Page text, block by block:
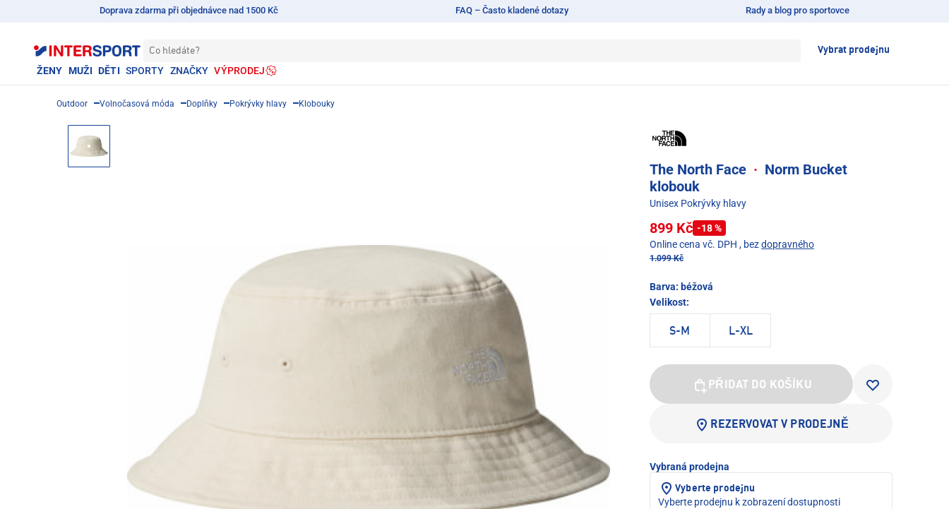
Doprava zdarma při objednávce nad 1500 Kč FAQ – Často kladené dotazy Rady a blog pro sportovce
Co hledáte? Vybrat prodejnu
ŽENY MUŽI DĚTI SPORTY ZNAČKY VÝPRODEJ
Outdoor Volnočasová móda Doplňky Pokrývky hlavy Klobouky
The North Face · Norm Bucket
klobouk
Unisex Pokrývky hlavy
899 Kč -18 %
Online cena vč. DPH , bezdopravného
1.099 Kč
Barva: béžová
Velikost:
S-M L-XL
PŘIDAT DO KOŠÍKU
REZERVOVAT V PRODEJNĚ
Vybraná prodejna
Vyberte prodejnu
Vyberte prodejnu k zobrazení dostupnosti